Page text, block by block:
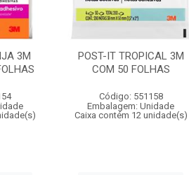
3M
POST-IT TROPICAL 3M
COM 50 FOLHAS
Código: 551158
Embalagem: Unidade
Caixa contém 12 unidade(s)